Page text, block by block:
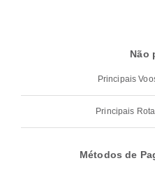
Não
Principais
Principais
Métodos de